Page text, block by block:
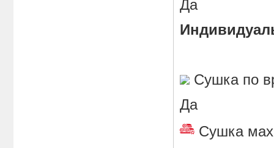
Да
Сушка
Да
Сушка